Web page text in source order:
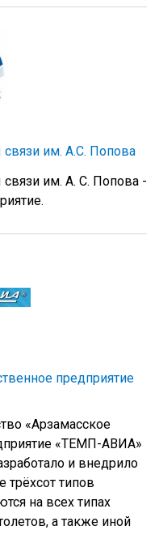
связи им. А.С. Попова
связи им. А. С. Попова -
предприятие
«Арзамасское
«ТЕМП-АВИА»
и внедрило
трёхсот типов
на всех типах
а также иной